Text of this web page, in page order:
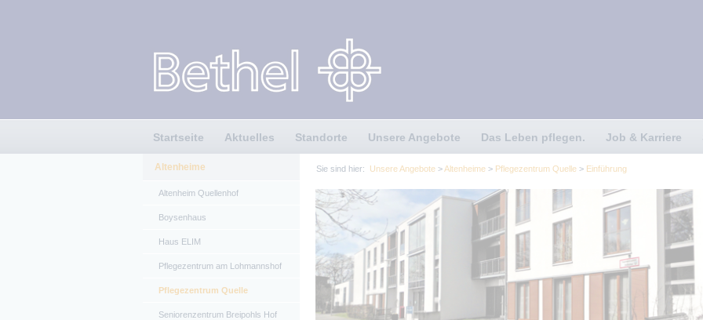
Startseite Aktuelles Standorte Unsere Angebote Das Leben pflegen. Job & Karriere
Altenheime
Altenheim Quellenhof
Boysenhaus
Haus ELIM
Pflegezentrum am Lohmannshof
Pflegezentrum Quelle
Seniorenzentrum Breipohls Hof
Sie sind hier: Unsere Angebote >Altenheime > Pflegezentrum Quelle > Einführung